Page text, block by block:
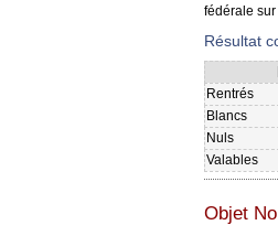
fédérale
Résultat
Rentrés
Blancs
Nuls
Valables
Objet